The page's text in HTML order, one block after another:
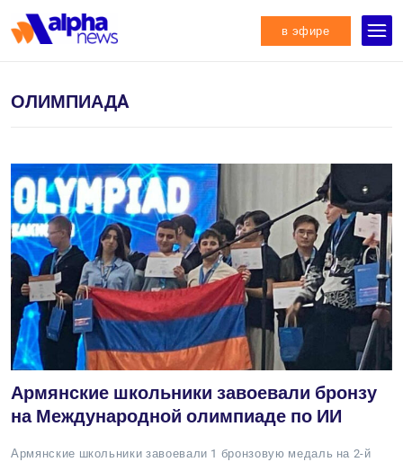
в эфире
ОЛИМПИАДA
Армянские школьники завоевали бронзу
на Международной олимпиаде по ИИ
Армянские школьники завоевали 1 бронзовую медаль на 2-й